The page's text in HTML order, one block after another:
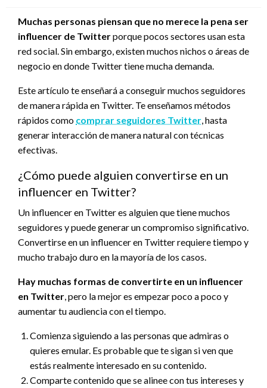
Muchas personas piensan que no merece la pena ser
influencer de Twitterporque pocos sectores usan esta
red social. Sin embargo, existen muchos nichos o áreas de
negocio en donde Twitter tiene mucha demanda.
Este artículo te enseñará a conseguir muchos seguidores
de manera rápida en Twitter. Te enseñamos métodos
rápidos como comprar seguidores Twitter , hasta
generar interacción de manera natural con técnicas
efectivas.
¿Cómo puede alguien convertirse en un
influencer en Twitter?
Un influencer en Twitter es alguien que tiene muchos
seguidores y puede generar un compromiso significativo.
Convertirse en un influencer en Twitter requiere tiempo y
mucho trabajo duro en la mayoría de los casos.
Hay muchas formas de convertirte en un influencer
en Twitter , pero la mejor es empezar poco a poco y
aumentar tu audiencia con el tiempo.
Comienza siguiendo a las personas que admiras o
quieres emular. Es probable que te sigan si ven que
estás realmente interesado en su contenido.
Comparte contenido que se alinee con tus intereses y